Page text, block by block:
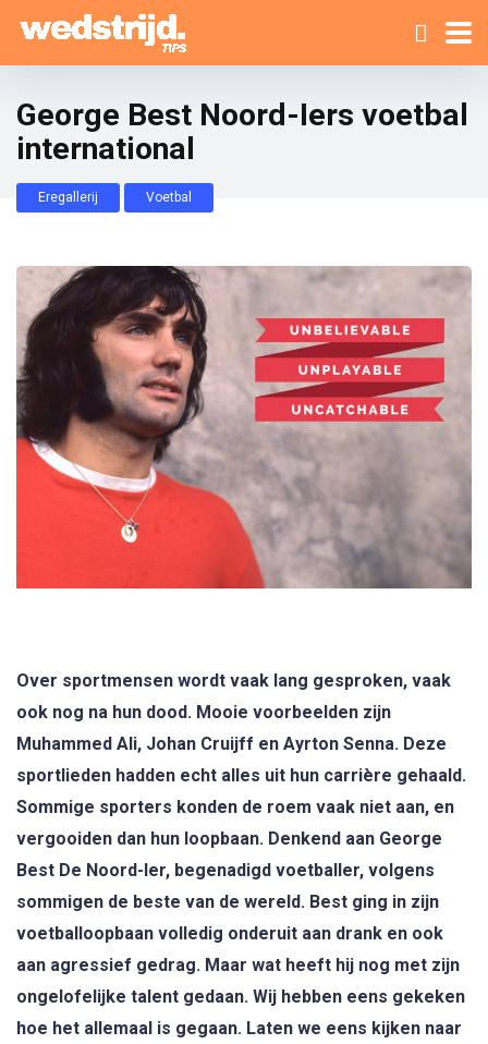
George Best Noord-Iers voetbal
international
Eregallerij Voetbal
Over sportmensen wordt vaak lang gesproken, vaak
ook nog na hun dood. Mooie voorbeelden zijn
Muhammed Ali, Johan Cruijff en Ayrton Senna. Deze
sportlieden hadden echt alles uit hun carrière gehaald.
Sommige sporters konden de roem vaak niet aan, en
vergooiden dan hun loopbaan. Denkend aan George
Best De Noord-Ier, begenadigd voetballer, volgens
sommigen de beste van de wereld. Best ging in zijn
voetballoopbaan volledig onderuit aan drank en ook
aan agressief gedrag. Maar wat heeft hij nog met zijn
ongelofelijke talent gedaan. Wij hebben eens gekeken
hoe het allemaal is gegaan. Laten we eens kijken naar